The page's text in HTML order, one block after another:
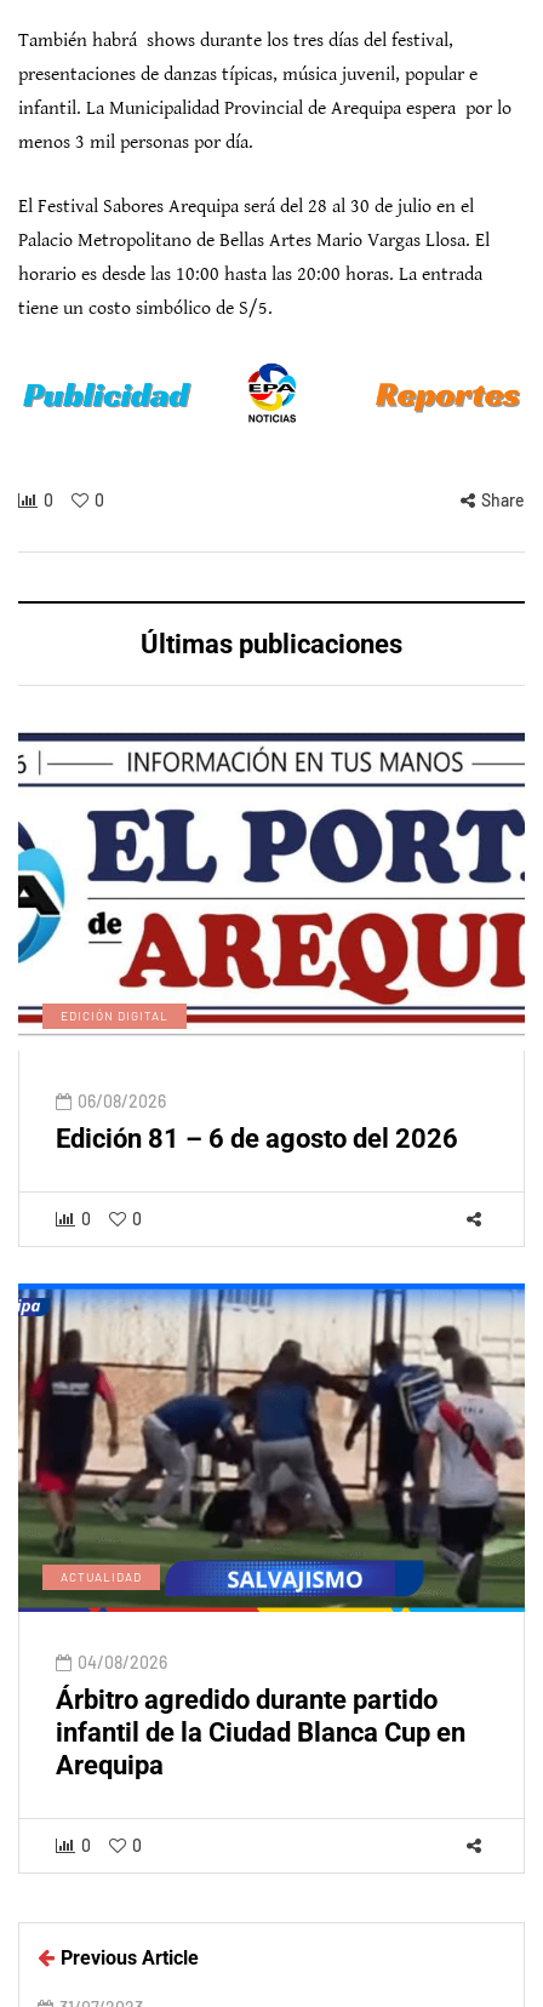
También habrá shows durante los tres días del festival,
presentaciones de danzas típicas, música juvenil, popular e
infantil. La Municipalidad Provincial de Arequipa espera por lo
menos 3 mil personas por día.
El Festival Sabores Arequipa será del 28 al 30 de julio en el
Palacio Metropolitano de Bellas Artes Mario Vargas Llosa. El
horario es desde las 10:00 hasta las 20:00 horas. La entrada
tiene un costo simbólico de S/5.
0 0 Share
Últimas publicaciones
EDICIÓN DIGITAL
06/08/2026
Edición 81 – 6 de agosto del 2026
0 0
ACTUALIDAD
04/08/2026
Árbitro agredido durante partido
infantil de la Ciudad Blanca Cup en
Arequipa
0 0
Previous Article